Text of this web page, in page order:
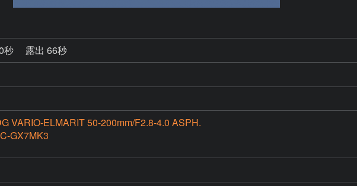
秒
露出 66秒
VARIO-ELMARIT 50-200mm/F2.8-4.0 ASPH.
GX7MK3